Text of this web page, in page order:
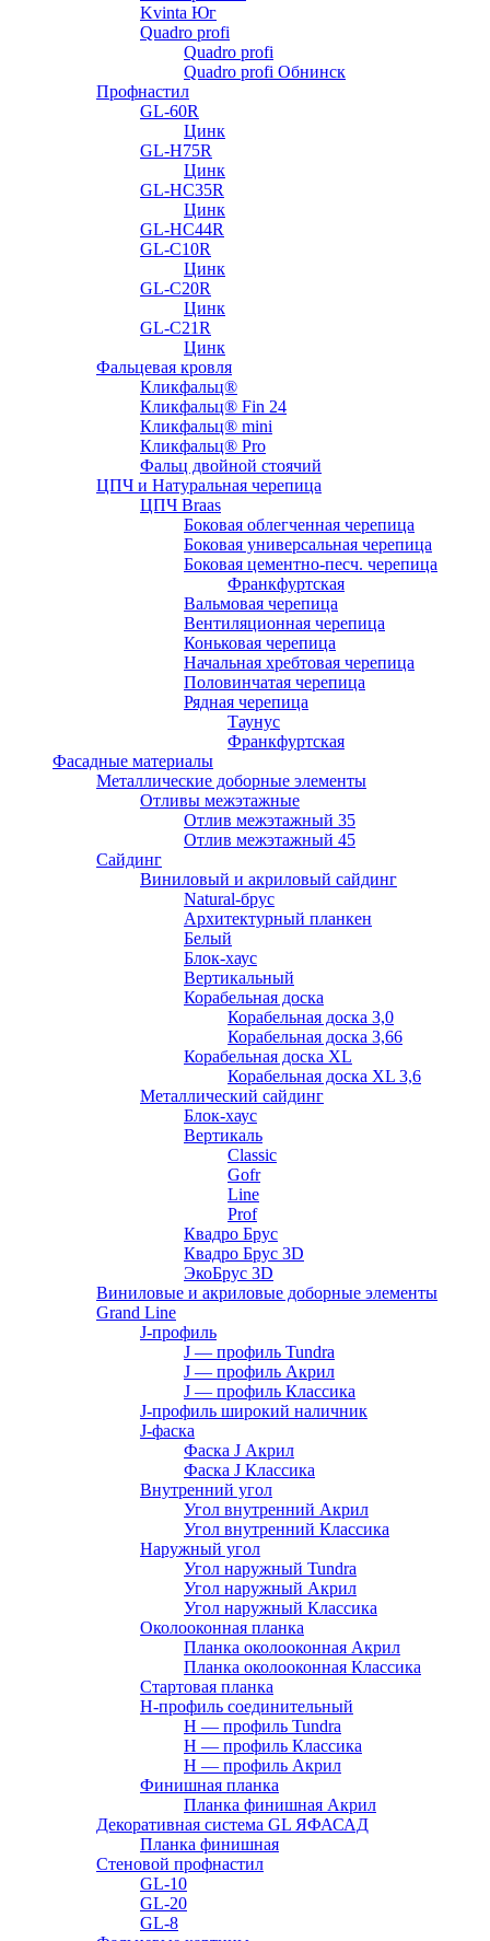
Kvinta Юг
Quadro profi
Quadro profi
Quadro profi Обнинск
Профнастил
GL-60R
Цинк
GL-H75R
Цинк
GL-HC35R
Цинк
GL-HC44R
GL-С10R
Цинк
GL-С20R
Цинк
GL-С21R
Цинк
Фальцевая кровля
Кликфальц®
Кликфальц® Fin 24
Кликфальц® mini
Кликфальц® Pro
Фальц двойной стоячий
ЦПЧ и Натуральная черепица
ЦПЧ Braas
Боковая облегченная черепица
Боковая универсальная черепица
Боковая цементно-песч. черепица
Франкфуртская
Вальмовая черепица
Вентиляционная черепица
Коньковая черепица
Начальная хребтовая черепица
Половинчатая черепица
Рядная черепица
Таунус
Франкфуртская
Фасадные материалы
Металлические доборные элементы
Отливы межэтажные
Отлив межэтажный 35
Отлив межэтажный 45
Сайдинг
Виниловый и акриловый сайдинг
Natural-брус
Архитектурный планкен
Белый
Блок-хаус
Вертикальный
Корабельная доска
Корабельная доска 3,0
Корабельная доска 3,66
Корабельная доска XL
Корабельная доска XL 3,6
Металлический сайдинг
Блок-хаус
Вертикаль
Classic
Gofr
Line
Prof
Квадро Брус
Квадро Брус 3D
ЭкоБрус 3D
Виниловые и акриловые доборные элементы
Grand Line
J-профиль
J — профиль Tundra
J — профиль Акрил
J — профиль Классика
J-профиль широкий наличник
J-фаска
Фаска J Акрил
Фаска J Классика
Внутренний угол
Угол внутренний Акрил
Угол внутренний Классика
Наружный угол
Угол наружный Tundra
Угол наружный Акрил
Угол наружный Классика
Околооконная планка
Планка околооконная Акрил
Планка околооконная Классика
Стартовая планка
H-профиль соединительный
Н — профиль Tundra
H — профиль Классика
Н — профиль Акрил
Финишная планка
Планка финишная Акрил
Декоративная система GL ЯФАСАД
Планка финишная
Стеновой профнастил
GL-10
GL-20
GL-8